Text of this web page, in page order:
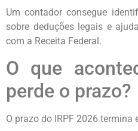
Um contador consegue
sobre deduções legais e
com a Receita Federal.
O que
perde o prazo?
O prazo do IRPF 2026 termina